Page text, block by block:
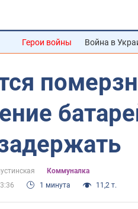
Герои войны Война в
Коммуналка
1 минута 11,2 т.